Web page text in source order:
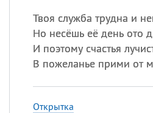
Твоя служба трудна и
Но несёшь её день ото
И поэтому счастья
В пожеланье прими от
Открытка